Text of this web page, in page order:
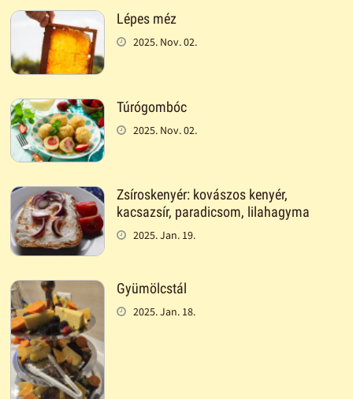
Lépes méz
2025. Nov. 02.
Túrógombóc
2025. Nov. 02.
Zsíroskenyér: kovászos kenyér,
kacsazsír, paradicsom, lilahagyma
2025. Jan. 19.
Gyümölcstál
2025. Jan. 18.